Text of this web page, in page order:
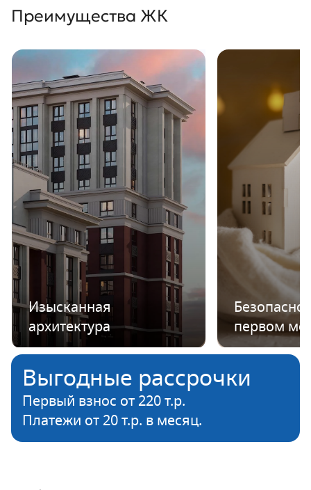
Преимущества ЖК
Изысканная
архитектура
первом
Выгодные рассрочки
Первый взнос от 220 т.р.
Платежи от 20 т.р. в месяц.